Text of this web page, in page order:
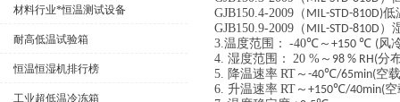
材料行业*恒温测试设备
耐高低温试验箱
恒温恒湿机排行榜
工业超低温冷冻箱
GJB150.4-2009 （ MIL-STD-810D)低
GJB150.9-2009 （ MIL-STD-810D）
3.温度范围： -40℃～ +150 ℃ (风
4. 湿度范围： 20 % ～ 98 % RH(分
5. 降温速率 RT ～ -40℃/65min(空载
6. 升温速率 RT ～ +150℃/40min(空